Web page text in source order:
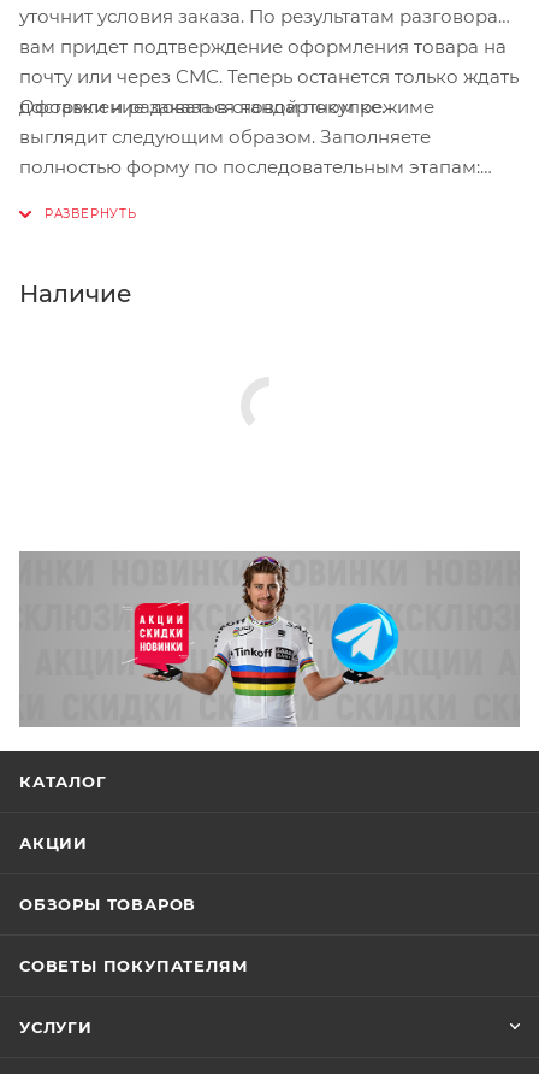
уточнит условия заказа. По результатам разговора
вам придет подтверждение оформления товара на
почту или через СМС. Теперь останется только ждать
доставки и радоваться новой покупке.
Оформление заказа в стандартном режиме
выглядит следующим образом. Заполняете
полностью форму по последовательным этапам:
Нажмите кнопку «Оформить заказ».
Наличие
КАТАЛОГ
АКЦИИ
ОБЗОРЫ ТОВАРОВ
СОВЕТЫ ПОКУПАТЕЛЯМ
УСЛУГИ